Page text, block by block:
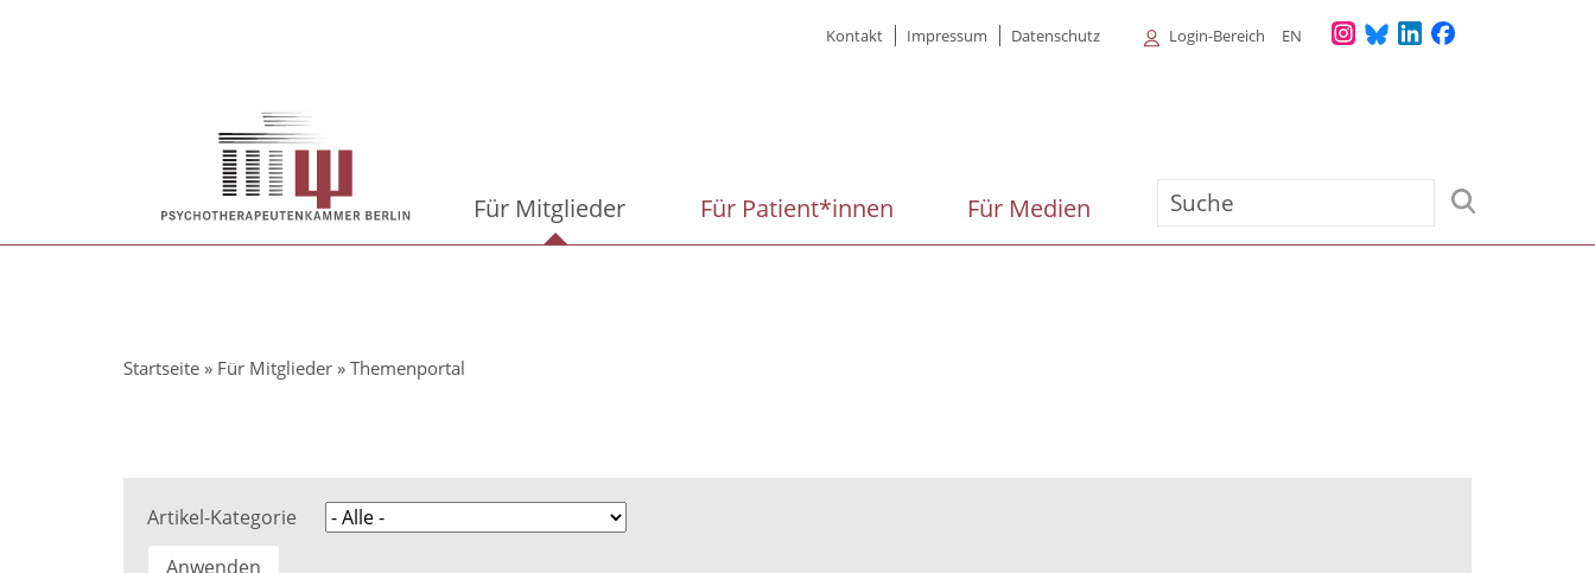
Meta
Kontakt Impressum Datenschutz
LoginLogin-Bereich EN
Für Mitglieder Für Patient*innen Für Medien Suche
Pfadnavigation
Startseite Für Mitglieder Themenportal
Artikel-Kategorie